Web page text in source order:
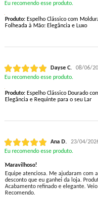
Eu recomendo esse produto.
Produto:Espelho Clássico com
Folheada à Mão: Elegância e Luxo
Dayse C.
08/06/
Eu recomendo esse produto.
Produto:Espelho Clássico Dourado
Elegância e Requinte para o seu Lar
Ana D.
23/04/
Eu recomendo esse produto.
Maravilhoso!
Equipe atenciosa. Me ajudaram com
desconto que eu ganhei da loja.
Acabamento refinado e elegante.
Recomendo.